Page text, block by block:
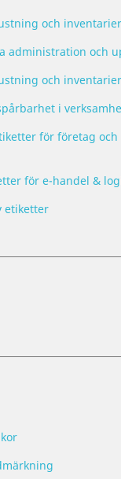
och inventarier
administration och
och inventarier
i
för företag och
för e-handel &
etiketter